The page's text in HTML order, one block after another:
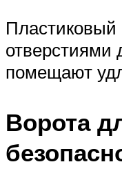
Пластиковый
отверстиями
помещают
Ворота